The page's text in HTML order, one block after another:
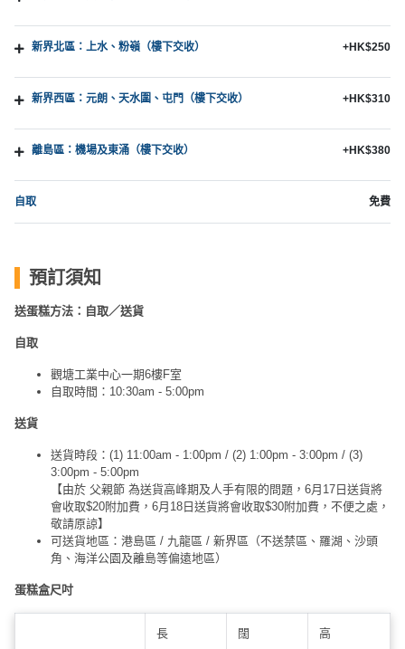
新界北區：上水、粉嶺（樓下交收） +HK$250
新界西區：元朗、天水圍、屯門（樓下交收） +HK$310
離島區：機場及東涌（樓下交收） +HK$380
自取 免費
預訂須知
送蛋糕方法：自取／送貨
自取
觀塘工業中心一期6樓F室
自取時間：10:30am - 5:00pm
送貨
送貨時段：(1) 11:00am - 1:00pm / (2) 1:00pm - 3:00pm / (3)
3:00pm - 5:00pm
【由於 父親節 為送貨高峰期及人手有限的問題，6月17日送貨將
會收取$20附加費，6月18日送貨將會收取$30附加費，不便之處，
敬請原諒】
可送貨地區：港島區 / 九龍區 / 新界區（不送禁區、羅湖、沙頭
角、海洋公園及離島等偏遠地區）
蛋糕盒尺吋
長 闊 高